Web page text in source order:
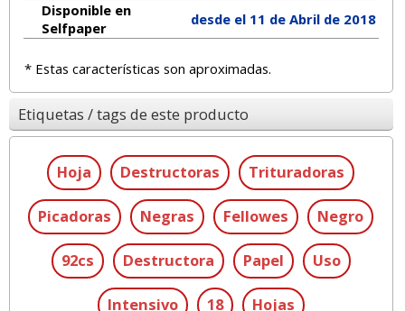
Disponible en
Selfpaper
desde el 11 de Abril de 2018
* Estas características son aproximadas.
Etiquetas / tags de este producto
Hoja Destructoras Trituradoras
Picadoras Negras Fellowes Negro
92cs Destructora Papel Uso
Intensivo 18 Hojas